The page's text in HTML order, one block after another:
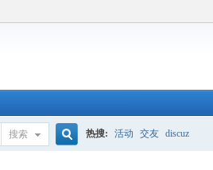
搜索 热搜: 活动 交友 discuz